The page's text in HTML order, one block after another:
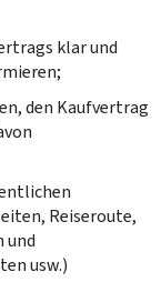
klar und
den Kaufvertrag
Reiseroute,
und
usw.)